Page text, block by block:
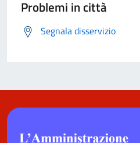
Problemi in città
Segnala disservizio